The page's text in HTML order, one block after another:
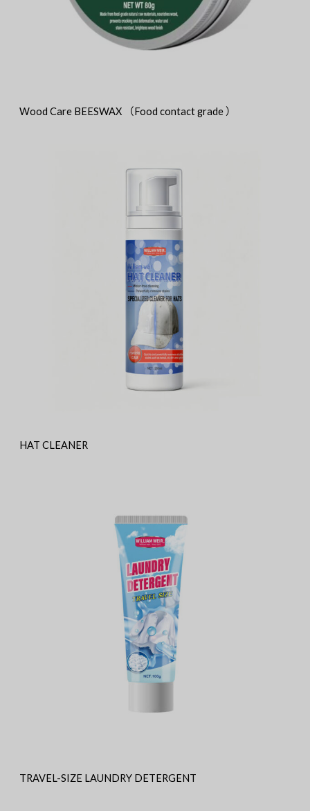
Wood Care BEESWAX （Food contact grade ）
HAT CLEANER
TRAVEL-SIZE LAUNDRY DETERGENT